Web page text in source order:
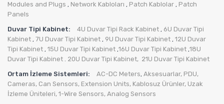
Modules and Plugs , Network Kabloları , Patch Kablolar , Patch
Panels
Duvar Tipi Kabinet:
4U Duvar Tipi Rack Kabinet , 6U Duvar Tipi
Kabinet , 7U Duvar Tipi Kabinet , 9U Duvar Tipi Kabinet , 12U Duvar
Tipi Kabinet , 15U Duvar Tipi Kabinet ,16U Duvar Tipi Kabinet ,18U
Duvar Tipi Kabinet . 20U Duvar Tipi Kabinet, 21U Duvar Tipi Kabinet
Ortam İzleme Sistemleri:
AC-DC Meters, Aksesuarlar, PDU,
Cameras, Can Sensors, Extension Units, Kablosuz Ürünler, Uzak
İzleme Üniteleri, 1-Wire Sensors, Analog Sensors